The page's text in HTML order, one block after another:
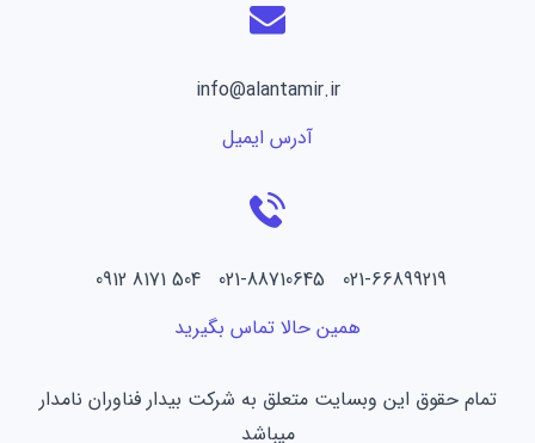
info@alantamir.ir
آدرس ایمیل
021-66899219 021-88710645 504 8171 0912
همین حالا تماس بگیرید
تمام حقوق این وبسایت متعلق به شرکت بیدار فناوران نامدار
میباشد